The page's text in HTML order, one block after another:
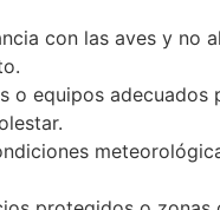
con las aves y no
o equipos adecuados